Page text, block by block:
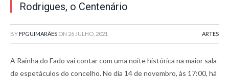
Rodrigues, o Centenário
BY FPGUIMARÃES ON 26 JULHO, 2021 ARTES
A Rainha do Fado vai contar com uma noite histórica na maior sala
de espetáculos do concelho. No dia 14 de novembro, às 17:00, há